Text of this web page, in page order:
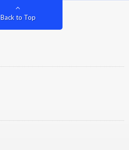
Back to Top